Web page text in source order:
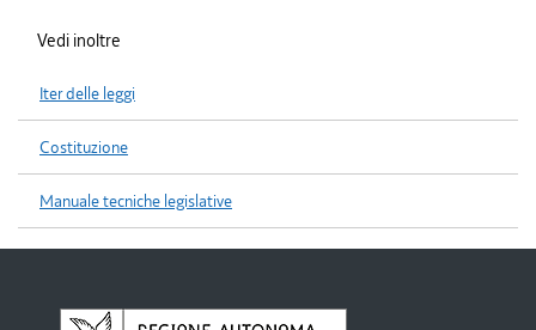
Vedi inoltre
Iter delle leggi
Costituzione
Manuale tecniche legislative